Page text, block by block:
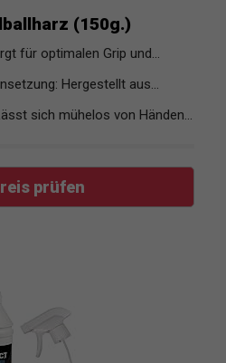
(150g.)
für optimalen Grip und...
Hergestellt aus...
sich mühelos von Händen...
prüfen